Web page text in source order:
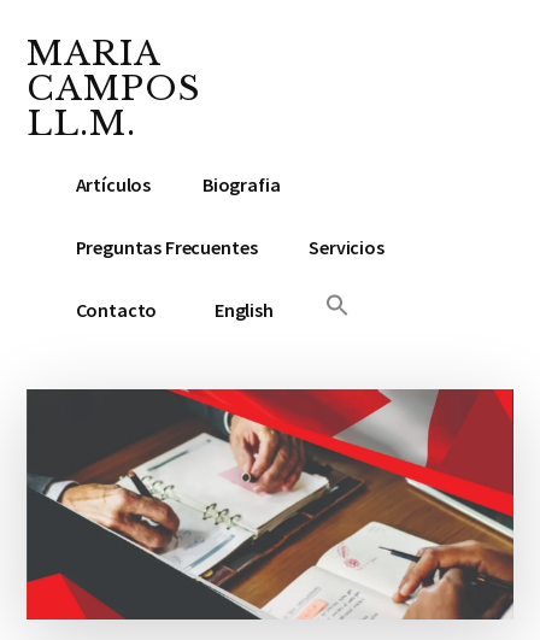
contenido
principal
barra
lateral
footer
menu
MARIA
CAMPOS
LL.M.
Público
Artículos Biografia
Preguntas Frecuentes Servicios
Contacto English